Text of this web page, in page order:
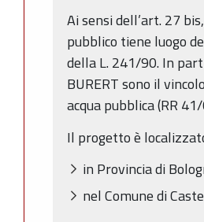
Ai sensi dell’art. 27
pubblico tiene luogo
della L. 241/90. In
BURERT sono il
acqua pubblica (RR
Il progetto è
in Provincia di
nel Comune di